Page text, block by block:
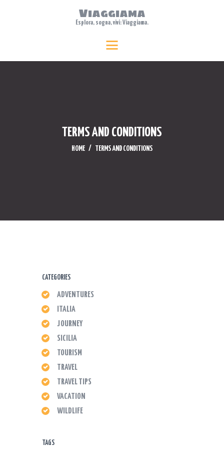
Viaggiama
Esplora, sogna, vivi: Viaggiama.
TERMS AND CONDITIONS
HOME TERMS AND CONDITIONS
Esplora, sogna, vivi: Viaggiama.
TRAVEL
CONTACTS
CATEGORIES
ADVENTURES
ITALIA
JOURNEY
SICILIA
TOURISM
TRAVEL
TRAVEL TIPS
VACATION
WILDLIFE
TAGS